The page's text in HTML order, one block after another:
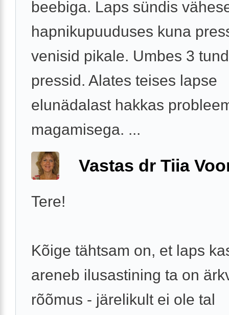
beebiga. Laps sündis
hapnikupuuduses kuna
venisid pikale. Umbes 3
pressid. Alates teises lapse
elunädalast hakkas
magamisega. ...
Vastas dr Tiia
Tere!
Kõige tähtsam on, et laps
areneb ilusastining ta on
rõõmus - järelikult ei ole tal